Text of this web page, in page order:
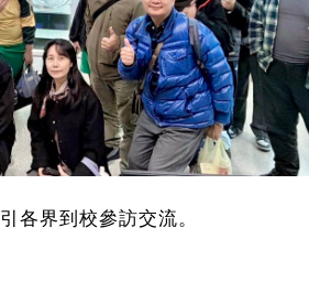
各界到校參訪交流。